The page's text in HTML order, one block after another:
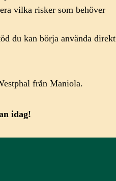
vilka risker som behöver
du kan börja använda direkt
från Maniola.
idag!